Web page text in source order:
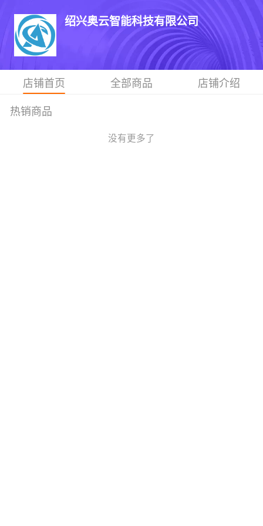
绍兴奥云智能科技有限公司
店铺首页 全部商品 店铺介绍
热销商品
没有更多了